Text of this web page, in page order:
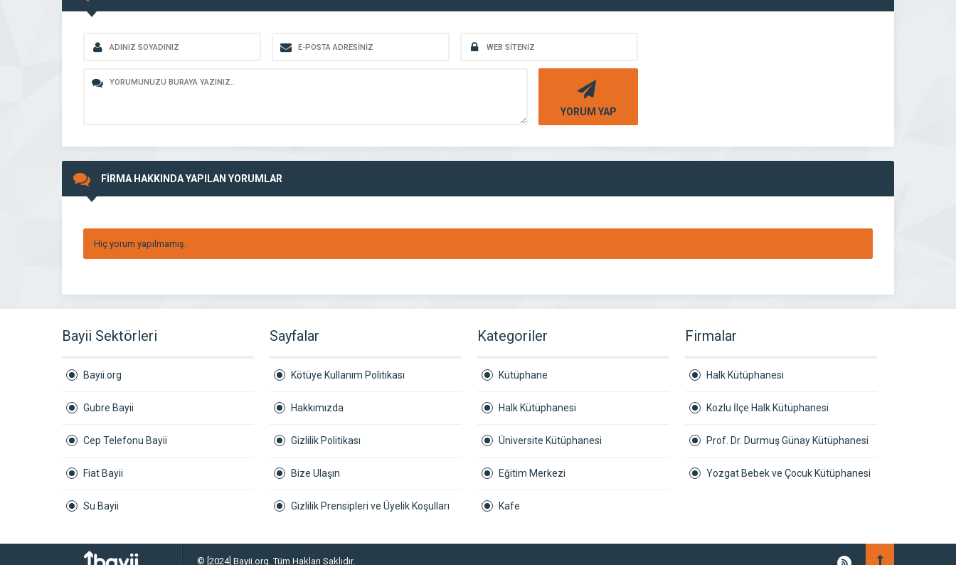
YORUM YAP
FİRMA HAKKINDA YAPILAN YORUMLAR
Hiç yorum yapılmamış.
Bayii Sektörleri
Bayii.org
Gubre Bayii
Cep Telefonu Bayii
Fiat Bayii
Su Bayii
Sayfalar
Kötüye Kullanım Politikası
Hakkımızda
Gizlilik Politikası
Bize Ulaşın
Gizlilik Prensipleri ve Üyelik Koşulları
Kategoriler
Kütüphane
Halk Kütüphanesi
Üniversite Kütüphanesi
Eğitim Merkezi
Kafe
Firmalar
Halk Kütüphanesi
Kozlu İlçe Halk Kütüphanesi
Prof. Dr. Durmuş Günay Kütüphanesi
Yozgat Bebek ve Çocuk Kütüphanesi
© [2024] Bayii.org. Tüm Hakları Saklıdır.